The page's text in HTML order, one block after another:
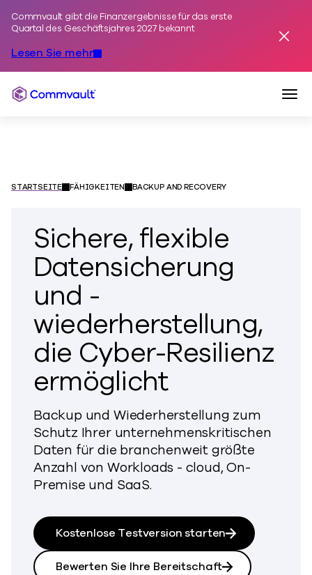
Zum Inhalt springen
Commvault gibt die Finanzergebnisse für das erste
Quartal des Geschäftsjahres 2027 bekannt
Lesen Sie mehr
Alarm
Commvault
STARTSEITE FÄHIGKEITEN BACKUP AND RECOVERY
Sichere, flexible
Datensicherung
und -
wiederherstellung,
die Cyber-Resilienz
ermöglicht
Backup und Wiederherstellung zum
Schutz Ihrer unternehmenskritischen
Daten für die branchenweit größte
Anzahl von Workloads - cloud, On-
Premise und SaaS.
Kostenlose Testversion starten
Bewerten Sie Ihre Bereitschaft